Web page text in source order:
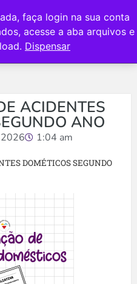
faça login na sua conta
acesse a aba arquivos e
Dispensar
ACIDENTES
ANO
1:04 am
DOMÉTICOS SEGUNDO